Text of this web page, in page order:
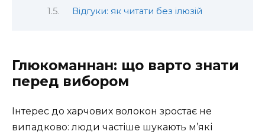
Відгуки: як читати без ілюзій
Глюкоманнан: що варто знати
перед вибором
Інтерес до харчових волокон зростає не
випадково: люди частіше шукають м’які